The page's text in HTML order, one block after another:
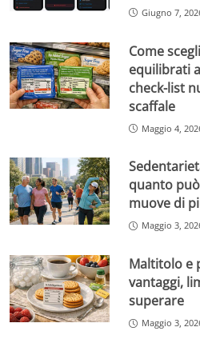
Giugno 7,
Come
equilibrati
check-list
scaffale
Maggio 4,
quanto
muove di
Maggio 3,
Maltitolo e
vantaggi,
superare
Maggio 3,